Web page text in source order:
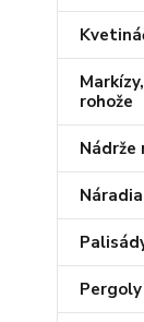
rohože
Nádrže
Náradia